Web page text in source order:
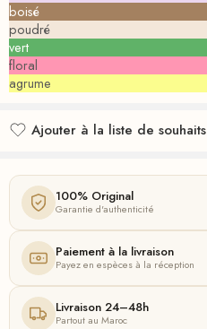
boisé
poudré
vert
floral
agrume
Ajouter à la liste de souhaits
100% Original
Garantie d'authenticité
Paiement à la livraison
Payez en espèces à la réception
Livraison 24–48h
Partout au Maroc